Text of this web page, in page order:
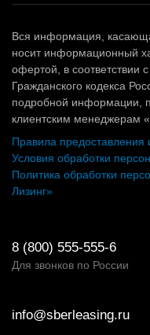
Вся информация,
носит информационный
офертой, в соответствии
Гражданского кодекса
подробной информации,
клиентским менеджерам
Правила предоставления
Условия обработки
Политика обработки
Лизинг»
8 (800) 555-555-6
Для звонков по России
info@sberleasing.ru